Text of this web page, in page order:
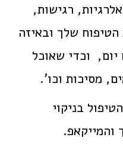
רגישות,
שלך ובאיזה
וכדי שאוכל
מסיכות וכו'.
בניקוי
והמייקאפ.